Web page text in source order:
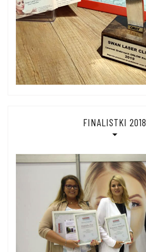
FINALISTKI 2018